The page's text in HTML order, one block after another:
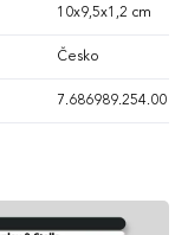
10x9,5x1,2 cm
Česko
7.686989.254.00